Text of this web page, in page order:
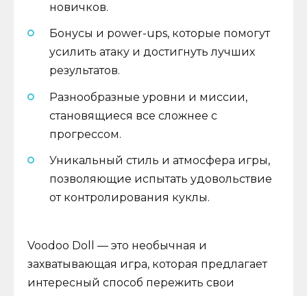
новичков.
Бонусы и power-ups, которые помогут
усилить атаку и достигнуть лучших
результатов.
Разнообразные уровни и миссии,
становящиеся все сложнее с
прогрессом.
Уникальный стиль и атмосфера игры,
позволяющие испытать удовольствие
от контролирования куклы.
Voodoo Doll — это необычная и
захватывающая игра, которая предлагает
интересный способ пережить свои